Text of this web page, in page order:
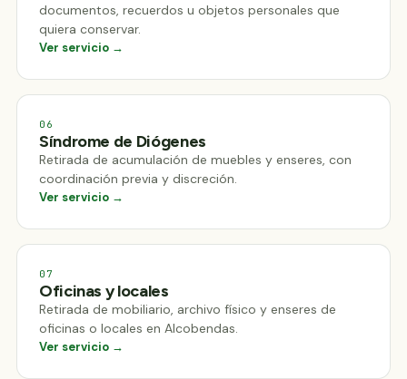
documentos, recuerdos u objetos personales que
quiera conservar.
Ver servicio →
06
Síndrome de Diógenes
Retirada de acumulación de muebles y enseres, con
coordinación previa y discreción.
Ver servicio →
07
Oficinas y locales
Retirada de mobiliario, archivo físico y enseres de
oficinas o locales en Alcobendas.
Ver servicio →